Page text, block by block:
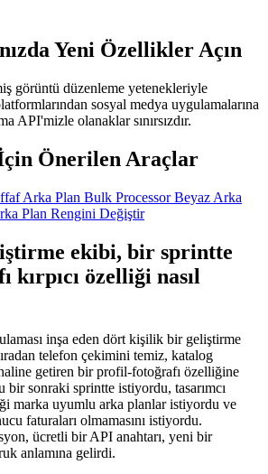
Yeni Özellikler Açın
görüntü düzenleme yetenekleriyle
sosyal medya uygulamalarına
API'mizle olanaklar sınırsızdır.
Önerilen Araçlar
Arka Plan Bulk ProcessorBeyaz Arka
Plan Rengini Değiştir
ekibi, bir sprintte
özelliği nasıl
inşa eden dört kişilik bir geliştirme
telefon çekimini temiz, katalog
getiren bir profil-fotoğrafı özelliğine
bir sonraki sprintte istiyordu, tasarımcı
marka uyumlu arka planlar istiyordu ve
faturaları olmamasını istiyordu.
ücretli bir API anahtarı, yeni bir
anlamına gelirdi.